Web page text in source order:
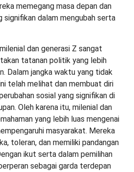
memegang masa depan dan
signifikan dalam mengubah serta
dan generasi Z sangat
tatanan politik yang lebih
Dalam jangka waktu yang tidak
telah melihat dan membuat diri
sosial yang signifikan di
Oleh karena itu, milenial dan
yang lebih luas mengenai
masyarakat. Mereka
toleran, dan memiliki pandangan
ikut serta dalam pemilihan
sebagai garda terdepan